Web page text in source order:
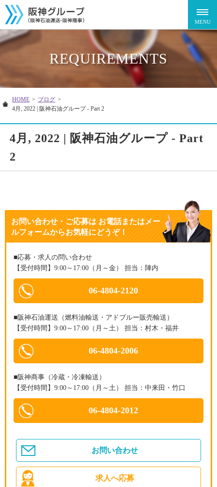
REQUIREMENTS
HOME > ブログ >
4月, 2022 | 阪神石油グループ - Part 2
4月, 2022 | 阪神石油グループ - Part
2
お問い合わせ・ご応募はお電話またはメー
ルフォームからお気軽にどうぞ！
■応募・求人の問い合わせ
【受付時間】9:00～17:00（月～金） 担当：陣内
06-4804-2120
■阪神石油運送（燃料油輸送・アドブルー販売輸送）
【受付時間】9:00～17:00（月～土） 担当：村木・福井
06-4804-2006
■阪神商事（冷蔵・冷凍輸送）
【受付時間】9:00～17:00（月～土） 担当：中来田・竹口
06-4804-2012
お問い合わせ
求人へ応募